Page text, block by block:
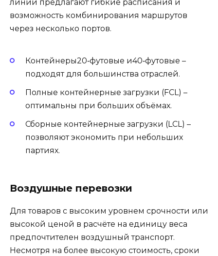
линии предлагают гибкие расписания и
возможность комбинирования маршрутов
через несколько портов.
Контейнеры20‑футовые и40‑футовые –
подходят для большинства отраслей.
Полные контейнерные загрузки (FCL) –
оптимальны при больших объёмах.
Сборные контейнерные загрузки (LCL) –
позволяют экономить при небольших
партиях.
Воздушные перевозки
Для товаров с высоким уровнем срочности или
высокой ценой в расчёте на единицу веса
предпочтителен воздушный транспорт.
Несмотря на более высокую стоимость, сроки